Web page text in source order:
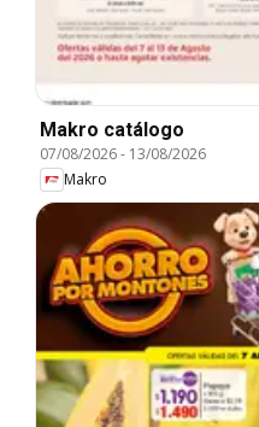
Makro catálogo
07/08/2026- 13/08/2026
Makro